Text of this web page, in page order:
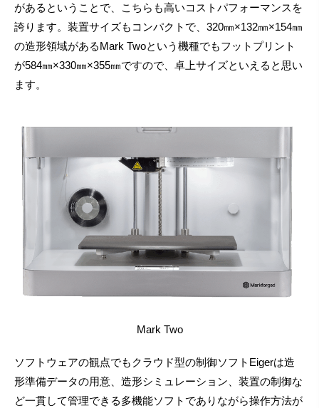
があるということで、こちらも高いコストパフォーマンスを
誇ります。装置サイズもコンパクトで、320㎜×132㎜×154㎜
の造形領域があるMark Twoという機種でもフットプリント
が584㎜×330㎜×355㎜ですので、卓上サイズといえると思い
ます。
Mark Two
ソフトウェアの観点でもクラウド型の制御ソフトEigerは造
形準備データの用意、造形シミュレーション、装置の制御な
ど一貫して管理できる多機能ソフトでありながら操作方法が